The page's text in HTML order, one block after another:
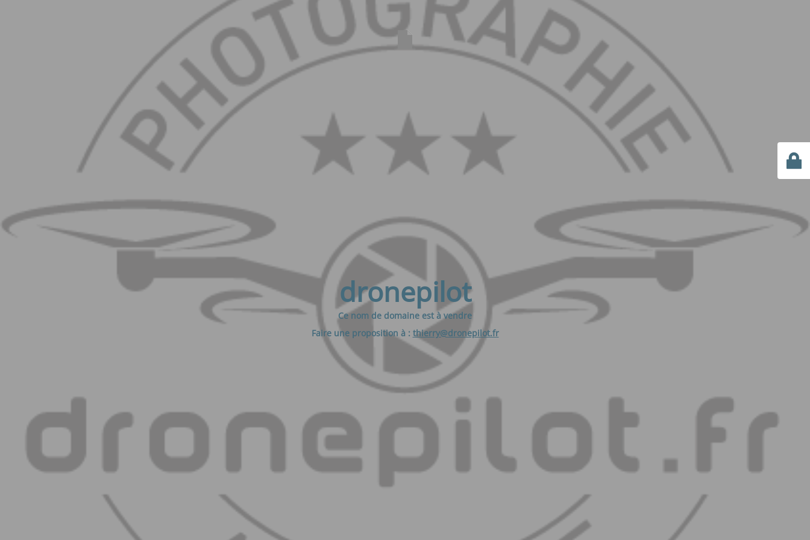
dronepilot
Ce nom de domaine est à vendre
Faire une proposition à : thierry@dronepilot.fr